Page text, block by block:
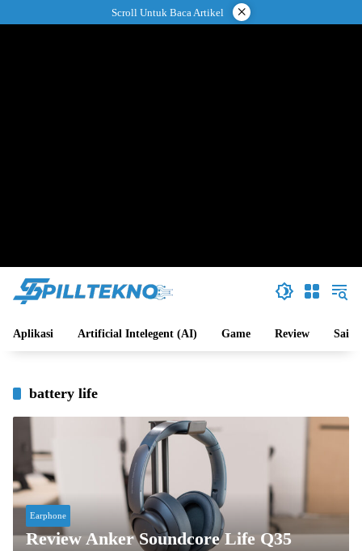
ke
Scroll Untuk Baca Artikel ×
Aplikasi Artificial Intelegent (AI) Game Review Sains
battery life
Earphone
Review Anker Soundcore Life Q35